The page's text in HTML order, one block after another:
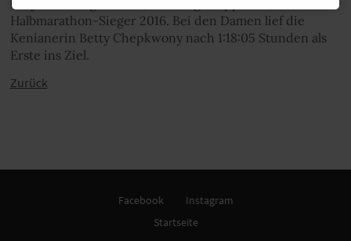
bin jetzt sehr glücklich, dass es geklappt hat“, so der
Halbmarathon-Sieger 2016. Bei den Damen lief die
Kenianerin Betty Chepkwony nach 1:18:05 Stunden als
Erste ins Ziel.
Zurück
Facebook
Instagram
Startseite